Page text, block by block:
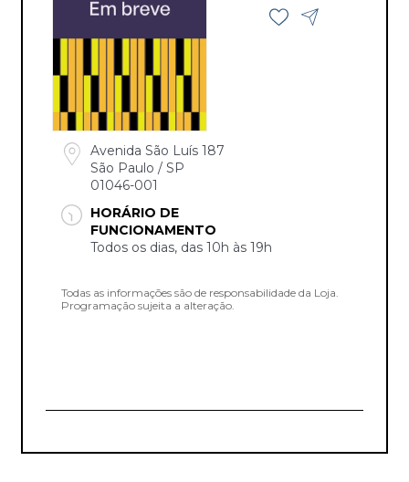
Avenida São Luís 187
São Paulo / SP
01046-001
HORÁRIO DE
FUNCIONAMENTO
Todos os dias, das 10h às 19h
Todas as informações são de responsabilidade da Loja.
Programação sujeita a alteração.